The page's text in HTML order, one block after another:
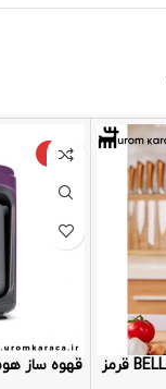
-9%